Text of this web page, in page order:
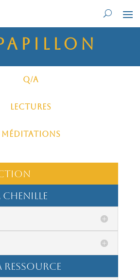
Q/A
Lectures
Méditations
Chenille
Ressource